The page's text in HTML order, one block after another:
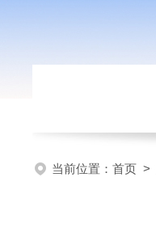
当前位置： 首页 >